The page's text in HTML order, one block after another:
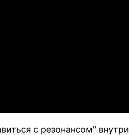
с резонансом" внутри